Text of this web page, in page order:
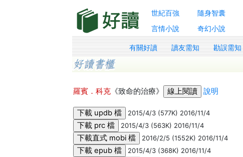
世紀百強 隨身智囊
言情小說
奇幻小說
有關好讀 讀友需知 勘誤需知
羅賓．科克 《致命的治療》 說明
2015/4/3 (577K) 2016/11/4
2015/4/3 (563K) 2016/11/4
2016/2/5 (1552K) 2016/11/4
2015/4/3 (368K) 2016/11/4